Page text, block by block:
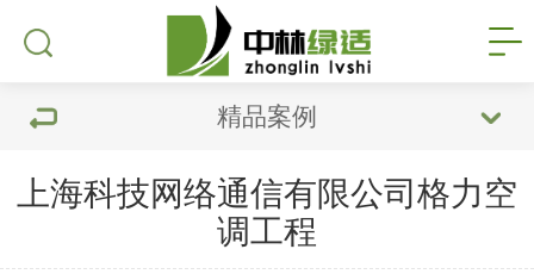
精品案例
上海科技网络通信有限公司格力空
调工程